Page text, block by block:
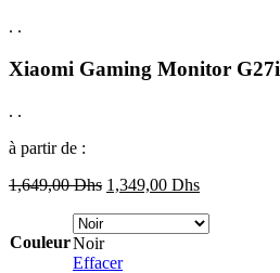
. .
Xiaomi Gaming Monitor G27i
. .
à partir de :
1,649,00Dhs 1,349,00 Dhs
CouleurNoir
Effacer